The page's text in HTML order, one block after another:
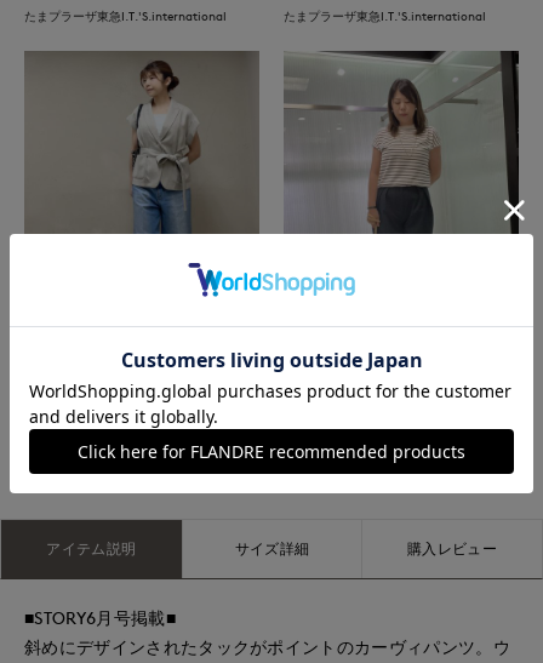
たまプラーザ東急I.T.'S.international たまプラーザ東急I.T.'S.international
たまプラーザ東急I.T.'S.international 函館丸井今井INED
もっと見る
アイテム説明 サイズ詳細 購入レビュー
■STORY6月号掲載■
斜めにデザインされたタックがポイントのカーヴィパンツ。ウ